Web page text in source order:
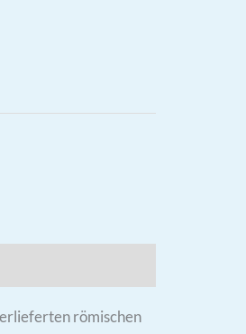
römischen